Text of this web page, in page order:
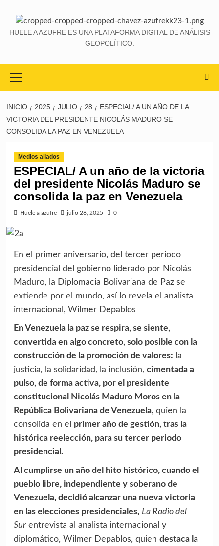
HUELE A AZUFRE ES UNA PLATAFORMA DIGITAL DE ANÁLISIS
GEOPOLÍTICO.
INICIO 2025 JULIO 28
ESPECIAL/ A UN AÑO DE LA
VICTORIA DEL PRESIDENTE NICOLÁS MADURO SE
CONSOLIDA LA PAZ EN VENEZUELA
Medios aliados
ESPECIAL/ A un año de la victoria
del presidente Nicolás Maduro se
consolida la paz en Venezuela
Huele a azufre julio 28, 2025 0
En el primer aniversario, del tercer periodo
presidencial del gobierno liderado por Nicolás
Maduro, la Diplomacia Bolivariana de Paz se
extiende por el mundo, así lo revela el analista
internacional, Wilmer Depablos
En Venezuela la paz se respira, se siente,
convertida en algo concreto, solo posible con la
construcción de la promoción de valores: la
justicia, la solidaridad, la inclusión, cimentada a
pulso, de forma activa, por el presidente
constitucional Nicolás Maduro Moros en la
República Bolivariana de Venezuela,quien la
consolida en el primer año de gestión, tras la
histórica reelección, para su tercer periodo
presidencial.
Al cumplirse un año del hito histórico, cuando el
pueblo libre, independiente y soberano de
Venezuela, decidió alcanzar una nueva victoria
en las elecciones presidenciales, La Radio del
Surentrevista al analista internacional y
diplomático, Wilmer Depablos, quien destaca la